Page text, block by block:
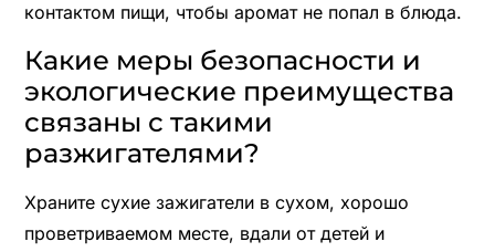
контактом пищи, чтобы аромат не попал в блюда.
Какие меры безопасности и
экологические преимущества
связаны с такими
разжигателями?
Храните сухие зажигатели в сухом, хорошо
проветриваемом месте, вдали от детей и